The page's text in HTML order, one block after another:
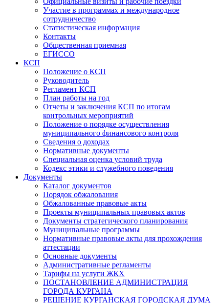
Участие в программах и международное
сотрудничество
Статистическая информация
Контакты
Общественная приемная
ЕГИССО
КСП
Положение о КСП
Руководитель
Регламент КСП
План работы на год
Отчеты и заключения КСП по итогам
контрольных мероприятий
Положение о порядке осуществления
муниципального финансового контроля
Сведения о доходах
Нормативные документы
Специальная оценка условий труда
Кодекс этики и служебного поведения
Документы
Каталог документов
Порядок обжалования
Обжалованные правовые акты
Проекты муниципальных правовых актов
Документы стратегического планирования
Муниципальные программы
Нормативные правовые акты для прохождения
аттестации
Основные документы
Административные регламенты
Тарифы на услуги ЖКХ
ПОСТАНОВЛЕНИЕ АДМИНИСТРАЦИЯ
ГОРОДА КУРГАНА
РЕШЕНИЕ КУРГАНСКАЯ ГОРОДСКАЯ ДУМА